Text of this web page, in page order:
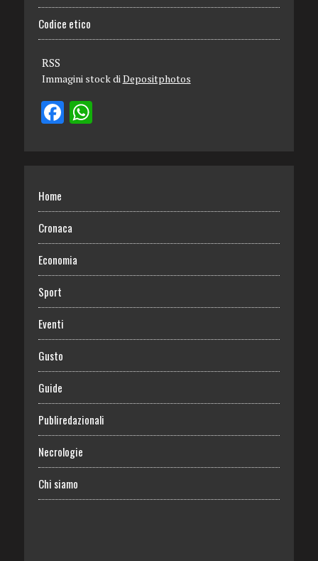
Codice etico
RSS
Immagini stock diDepositphotos
Home
Cronaca
Economia
Sport
Eventi
Gusto
Guide
Publiredazionali
Necrologie
Chi siamo